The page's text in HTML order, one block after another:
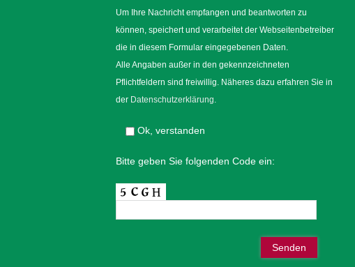
Um Ihre Nachricht empfangen und beantworten zu
können, speichert und verarbeitet der Webseitenbetreiber
die in diesem Formular eingegebenen Daten.
Alle Angaben außer in den gekennzeichneten
Pflichtfeldern sind freiwillig. Näheres dazu erfahren Sie in
der Datenschutzerklärung.
Ok, verstanden
Bitte geben Sie folgenden Code ein: